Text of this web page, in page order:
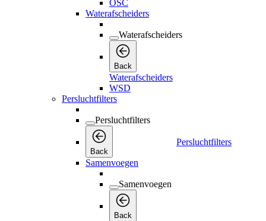
OSC
Waterafscheiders
Waterafscheiders
Back
Waterafscheiders
WSD
Persluchtfilters
Persluchtfilters
Back
Persluchtfilters
Samenvoegen
Samenvoegen
Back